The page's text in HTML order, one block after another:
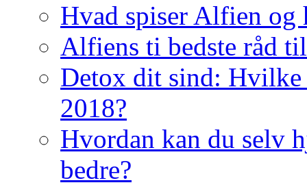
Hvad spiser Alfien og
Alfiens ti bedste råd
Detox dit sind:
2018?
Hvordan kan du selv
bedre?